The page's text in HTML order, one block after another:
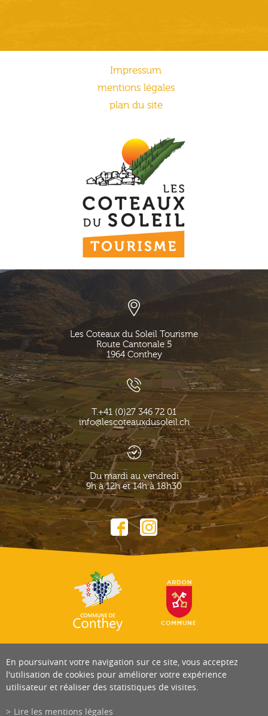
Impressum
mentions légales
plan du site
Les Coteaux du Soleil Tourisme
Route Cantonale 5
1964 Conthey
T.+41 (0)27 346 72 01
info@lescoteauxdusoleil.ch
Du mardi au vendredi
9h à 12h et 14h à 18h30
En poursuivant votre navigation sur ce site, vous acceptez
l'utilisation de cookies pour améliorer votre expérience
utilisateur et réaliser des statistiques de visites.
Lire les mentions légales